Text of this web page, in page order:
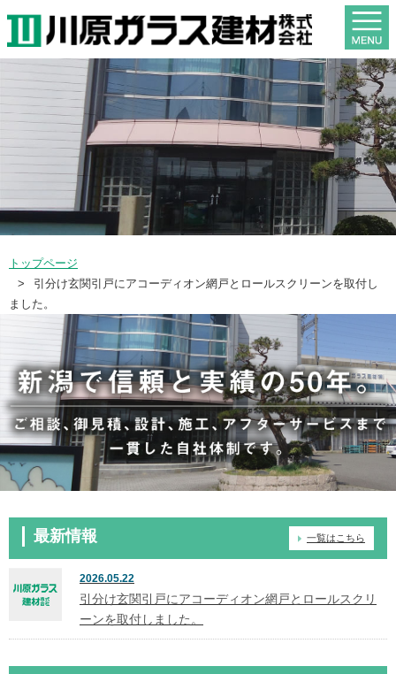
トップページ
引分け玄関引戸にアコーディオン網戸とロールスクリーンを取付し
ました。
最新情報 一覧はこちら
2026.05.22
引分け玄関引戸にアコーディオン網戸とロールスクリ
ーンを取付しました。